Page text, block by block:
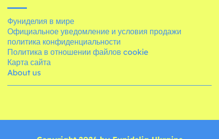
Фуниделия в мире
Официальное уведомление и условия продажи
политика конфиденциальности
Политика в отношении файлов cookie
Карта сайта
About us